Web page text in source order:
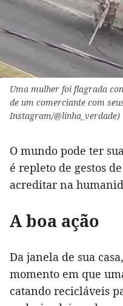
Uma mulher foi flagrada
de um comerciante com
Instagram/@linha_verdade)
O mundo pode ter
é repleto de gestos
acreditar na
A boa ação
Da janela de sua
momento em que
catando recicláveis